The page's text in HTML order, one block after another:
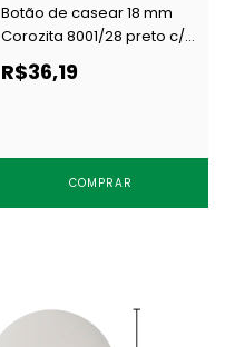
Botão de casear 18 mm
Corozita 8001/28 preto c/
144 un
R$36,19
COMPRAR